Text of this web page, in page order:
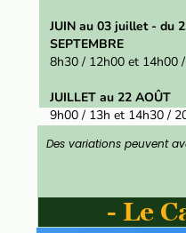
Des variations peuvent
JUIN au 03 juillet - du
SEPTEMBRE
8h30 / 12h00 et 14h00
JUILLET au 22 AOÛT
9h00 / 13h et 14h30 /
- Le